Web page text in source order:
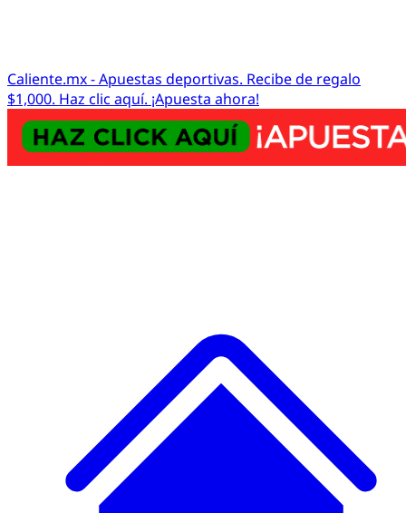
Caliente.mx - Apuestas deportivas. Recibe de regalo
$1,000. Haz clic aquí. ¡Apuesta ahora!